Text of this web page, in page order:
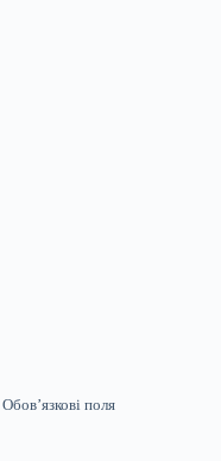
Обов’язкові поля